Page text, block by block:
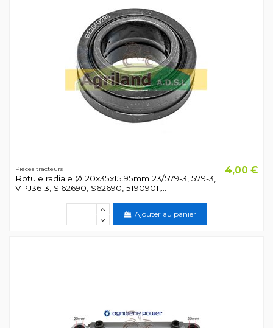
Pièces tracteurs
Rotule radiale Ø 20x35x15.95mm 23/579-3, 579-3,
VPJ3613, S.62690, S62690, 5190901,...
4,00 €
Ajouter au panier